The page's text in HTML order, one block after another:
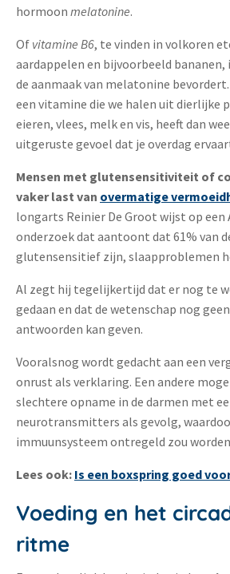
hormoon melatonine.
Of vitamine B6, te vinden in volkoren
aardappelen en bijvoorbeeld bananen,
de aanmaak van melatonine
een vitamine die we halen uit dierlijke
eieren, vlees, melk en vis, heeft dan
uitgeruste gevoel dat je overdag
Mensen met glutensensitiviteit of
vaker last van overmatige
longarts Reinier De Groot wijst op een
onderzoek dat aantoont dat 61% van
glutensensitief zijn, slaapproblemen
Al zegt hij tegelijkertijd dat er nog te
gedaan en dat de wetenschap nog
antwoorden kan geven.
Vooralsnog wordt gedacht aan een
onrust als verklaring. Een andere
slechtere opname in de darmen met
neurotransmitters als gevolg,
immuunsysteem ontregeld zou
Lees ook: Is een boxspring goed
Voeding en het
ritme